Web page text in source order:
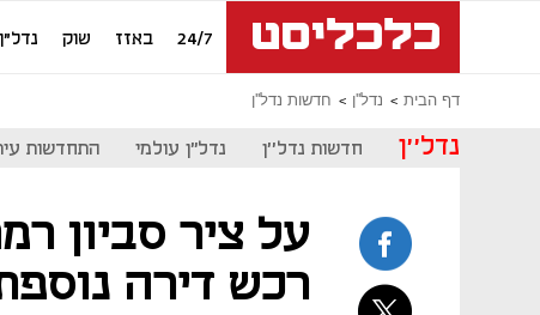
24/7 באזז שוק נדל"ן
דף הבית נדל''ן חדשות נדל''ן
נדל''ן חדשות נדל''ן נדל"ן עולמי התחדשות
על ציר סביון
רכש דירה